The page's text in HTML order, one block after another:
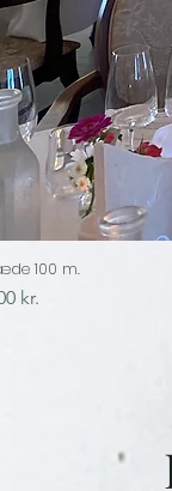
100 m.
kr.